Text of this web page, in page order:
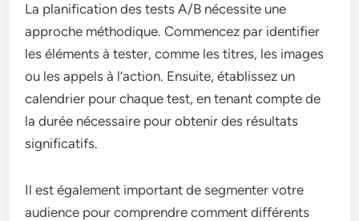
La planification des tests A/B nécessite une
approche méthodique. Commencez par identifier
les éléments à tester, comme les titres, les images
ou les appels à l’action. Ensuite, établissez un
calendrier pour chaque test, en tenant compte de
la durée nécessaire pour obtenir des résultats
significatifs.
Il est également important de segmenter votre
audience pour comprendre comment différents